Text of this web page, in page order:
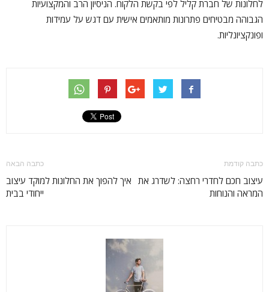
לחלונות של חברת קליל לפי בקשת הלקוח. הניסיון הרב והמקצועיות
הגבוהה מבטיחים פתרונות מותאמים אישית עם דגש על עמידות
ופונקציונליות.
כתבה קודמת
עיצוב חכם לחדרי רחצה: לשדרג את
המראה והנוחות
כתבה הבאה
איך להפוך את החלונות למוקד עיצוב
ייחודי בבית